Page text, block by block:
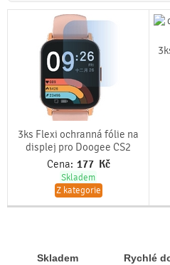
3ks Flexi ochranná fólie na
displej pro Doogee CS2
Cena: 177 Kč
Skladem
Z kategorie
Skladem Rychlé